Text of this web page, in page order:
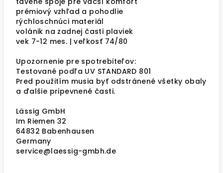
prémiový vzhľad a pohodlie
rýchloschnúci materiál
volánik na zadnej časti plaviek
vek 7-12 mes. | veľkosť 74/80
Upozornenie pre spotrebiteľov:
Testované podľa UV STANDARD 801
Pred použitím musia byť odstránené všetky obaly
a ďalšie pripevnené časti.
Lässig GmbH
Im Riemen 32
64832 Babenhausen
Germany
service@laessig-gmbh.de